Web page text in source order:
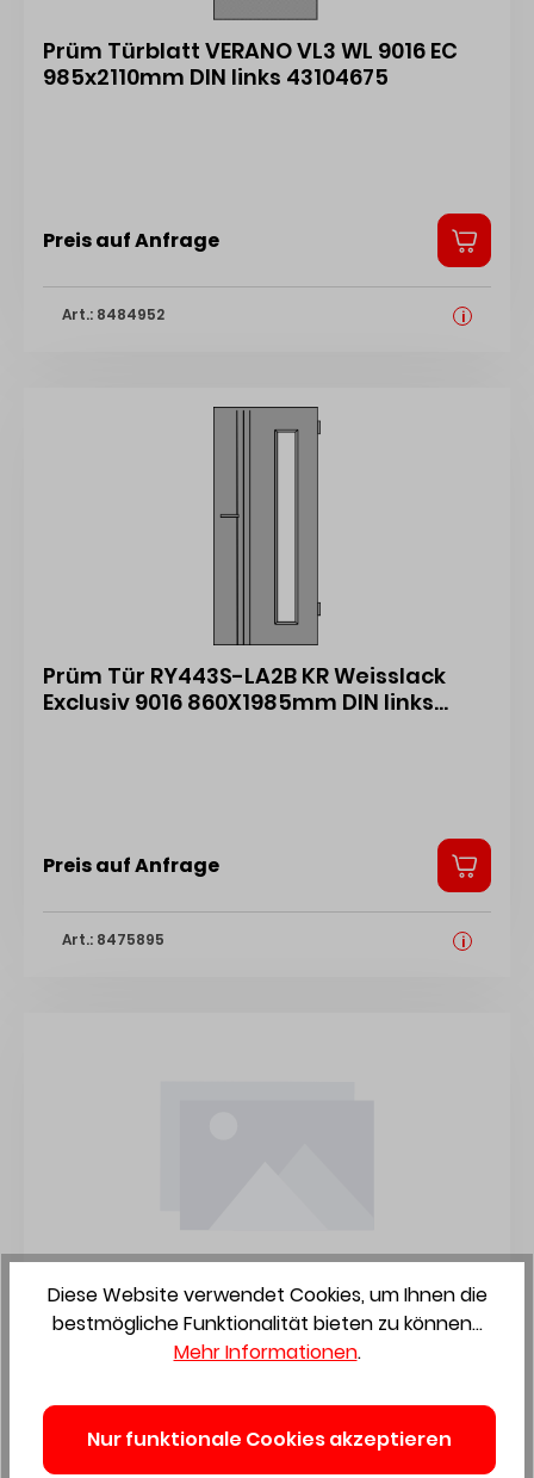
Prüm Türblatt VERANO VL3 WL 9016 EC
985x2110mm DIN links 43104675
Preis auf Anfrage
Art.: 8484952 i
Prüm Tür RY443S-LA2B KR Weisslack
Exclusiv 9016 860X1985mm DIN links
Preis auf Anfrage
Art.: 8475895 i
WUNDERWERK TB Vigo Weißlack DK
LA03-F oS 985x2110mm DIN rechts 9016
ESG Satinato 43103213
Diese Website verwendet Cookies, um Ihnen die
bestmögliche Funktionalität bieten zu können...
Mehr Informationen.
Nur funktionale Cookies akzeptieren